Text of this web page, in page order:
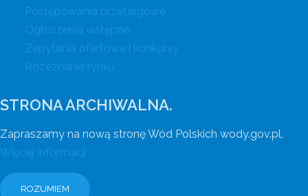
Postępowania przetargowe
Ogłoszenia wstępne
Zapytania ofertowe i konkursy
Rozeznanie rynku
STRONA ARCHIWALNA.
Zapraszamy na nową stronę Wód Polskich wody.gov.pl.
Więcej informacji
ROZUMIEM